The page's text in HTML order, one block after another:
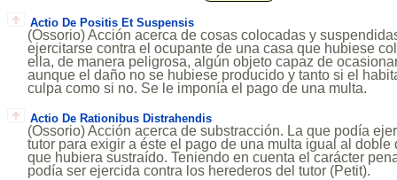
Actio De Positis Et Suspensis
(Ossorio) Acción acerca de cosas colocadas y
ejercitarse contra el ocupante de una casa que hubiese
ella, de manera peligrosa, algún objeto capaz de
aunque el daño no se hubiese producido y tanto si el
culpa como si no. Se le imponía el pago de una multa.
Actio De Rationibus Distrahendis
(Ossorio) Acción acerca de substracción. La que podía
tutor para exigir a éste el pago de una multa igual al
que hubiera sustraído. Teniendo en cuenta el carácter
podía ser ejercida contra los herederos del tutor (Petit).